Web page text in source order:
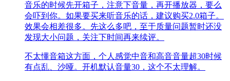
音乐的时候先开箱子，注意下音量，再开播放器，要么
会吓到你。如果要买来听音乐的话，建议购买2.0箱子。
效果会相差很多。先这么多吧，至于质量问题暂时还没
发现大小问题，关注下时间再来续评。
不太懂音箱这方面，个人感觉中音和高音音量超30时候
有点乱、沙哑。开机默认音量30，这个不太理解。